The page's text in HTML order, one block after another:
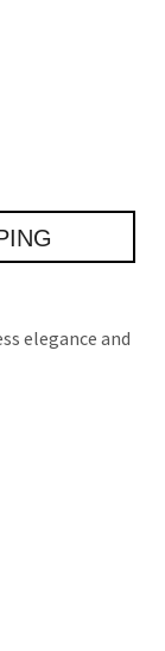
elegance and